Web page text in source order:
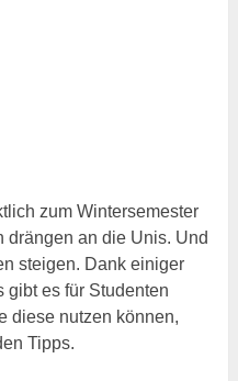
zum Wintersemester
drängen an die Unis. Und
steigen. Dank einiger
gibt es für Studenten
diese nutzen können,
Tipps.